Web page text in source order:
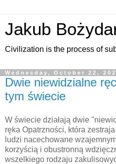
Jakub
Civilization is the process of
Wednesday, October 22,
Dwie niewidzialne
tym świecie
W świecie działają dwie
ręka Opatrzności, która
ludzi nacechowane
korzyścią i obustronną
wszelkiego rodzaju